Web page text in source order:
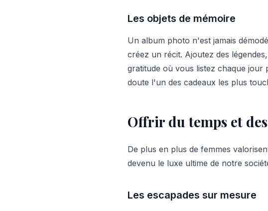
Les objets de mémoire
Un album photo n'est jamais
créez un récit. Ajoutez des
gratitude où vous listez chaque
doute l'un des cadeaux les plus
Offrir du temps et
De plus en plus de femmes
devenu le luxe ultime de notre
Les escapades sur mesure